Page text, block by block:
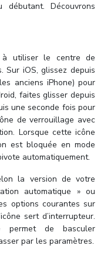
Découvrons
à utiliser le centre de
Sur iOS, glissez depuis
anciens iPhone) pour
faites glisser depuis
une seconde fois pour
de verrouillage avec
Lorsque cette icône
est bloquée en mode
automatiquement.
la version de votre
automatique » ou
options courantes sur
sert d’interrupteur.
permet de basculer
par les paramètres.